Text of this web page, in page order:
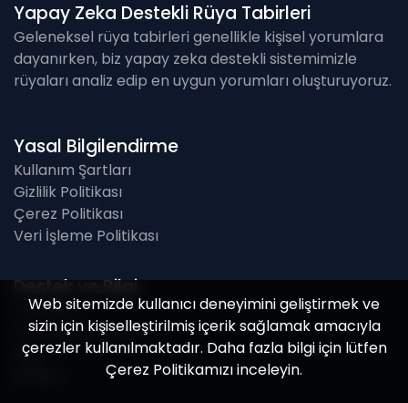
Yapay Zeka Destekli Rüya Tabirleri
Geleneksel rüya tabirleri genellikle kişisel yorumlara
dayanırken, biz yapay zeka destekli sistemimizle
rüyaları analiz edip en uygun yorumları oluşturuyoruz.
Yasal Bilgilendirme
Kullanım Şartları
Gizlilik Politikası
Çerez Politikası
Veri İşleme Politikası
Destek ve Bilgi
Hakkında
Sık Sorulan Sorular
Blog
Web sitemizde kullanıcı deneyimini geliştirmek ve
sizin için kişiselleştirilmiş içerik sağlamak amacıyla
çerezler kullanılmaktadır. Daha fazla bilgi için lütfen
Çerez Politikamızıinceleyin.